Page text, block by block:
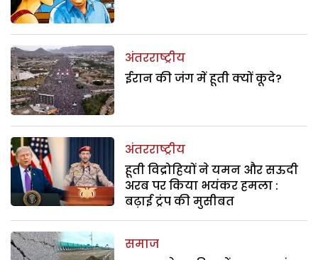
अंतरराष्ट्रीय
ईरान की जंग में हूती क्यों कूदे?
अंतरराष्ट्रीय
हूती विद्रोहियों ने यमन और सऊदी
अरब पर किया भयंकर हमला :
बढ़ाई ट्रंप की मुसीबत
समाज